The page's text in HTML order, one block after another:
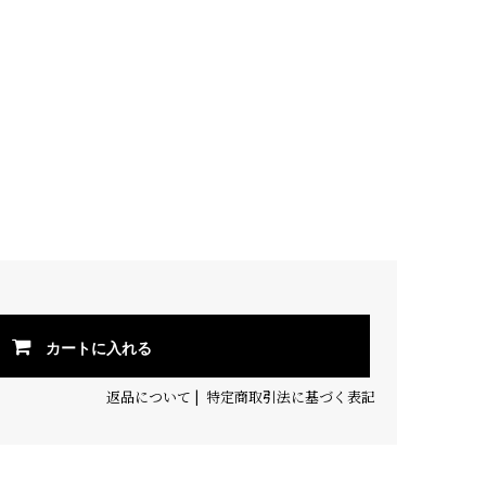
カートに入れる
返品について | 特定商取引法に基づく表記